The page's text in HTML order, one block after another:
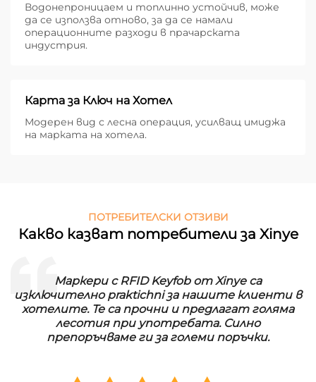
Водонепроницаем и топлинно устойчив, може
да се използва отново, за да се намали
операционните разходи в прачарската
индустрия.
Карта за Ключ на Хотел
Модерен вид с лесна операция, усилващ имиджа
на марката на хотела.
ПОТРЕБИТЕЛСКИ ОТЗИВИ
Какво казват потребители за Xinye
Маркери с RFID Keyfob от Xinye са
изключително praktichni за нашите клиенти в
хотелите. Те са прочни и предлагат голяма
лесотия при употребата. Силно
препоръчваме ги за големи поръчки.